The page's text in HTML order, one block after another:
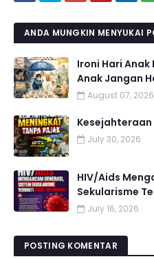
ANDA MUNGKIN MENYUKAI
Ironi Hari
Anak Jangan
August 07, 2026
July 30, 2026
HIV/Aids
Sekularisme
July 16, 2026
POSTING KOMENTAR